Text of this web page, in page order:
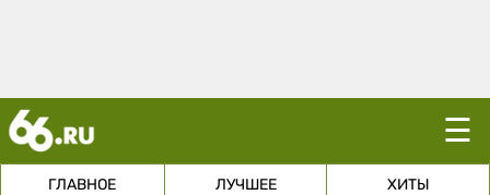
☰
ГЛАВНОЕ ЛУЧШЕЕ ХИТЫ